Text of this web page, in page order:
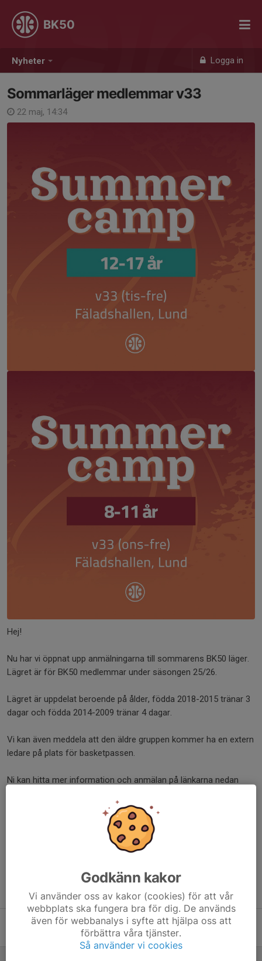
Nyheter Logga in
BK50
Sommarläger medlemmar v33
22 maj, 14:34
Hej!
Nu har vi öppnat upp anmälningarna till sommarens BK50 läger.
Lägret är för BK50 medlemmar under säsongen 25/26.
Lägret är uppdelat beroende på ålder, födda 2018-2015 tränar 3
dagar och födda 2014-2009 tränar 4 dagar.
Vi kan även meddela att den äldre gruppen kommer ha en extern
ledare på plats för basketpassen.
Ni kan hitta mer information och anmälan på länkarna nedan
Sommarläger medlemmar 2018-2015
Tidigare nyheter
Sommarläger BK50 medlemmar
2 jul, 16:09
Godkänn kakor
Vi använder oss av kakor (cookies) för att vår
webbplats ska fungera bra för dig. De används
även för webbanalys i syfte att hjälpa oss att
förbättra våra tjänster.
Så använder vi cookies